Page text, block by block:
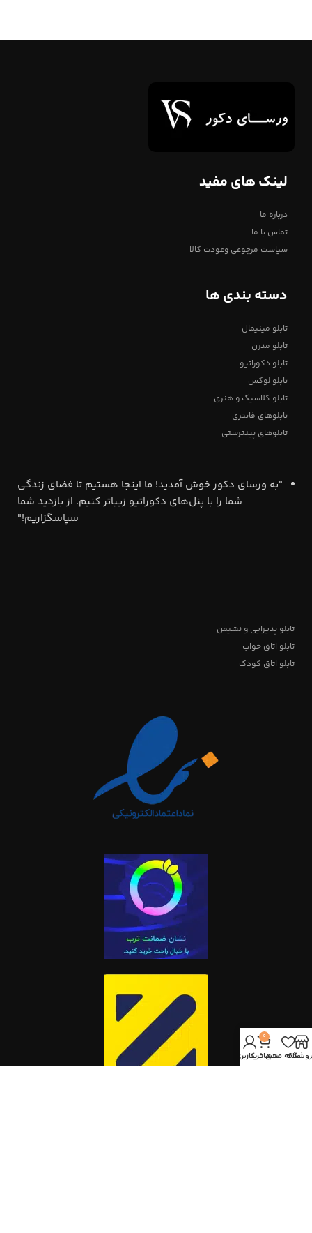
لینک های مفید
درباره ما
تماس با ما
سیاست مرجوعی وعودت کالا
دسته بندی ها
تابلو مینیمال
تابلو مدرن
تابلو دکوراتیو
تابلو لوکس
تابلو کلاسیک و هنری
تابلوهای فانتزی
تابلوهای پینترستی
"به ورسای دکور خوش آمدید! ما اینجا هستیم تا فضای زندگی
شما را با پنل‌های دکوراتیو زیباتر کنیم. از بازدید شما
سپاسگزاریم!"
تابلو پذیرایی و نشیمن
تابلو اتاق خواب
تابلو اتاق کودک
علاقه مندی
0
سبد خرید
حساب کاربری من